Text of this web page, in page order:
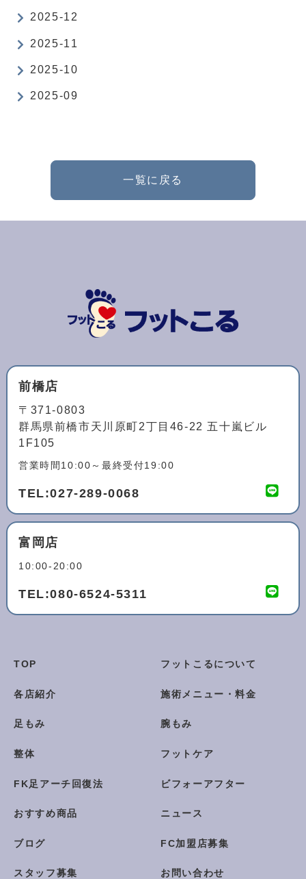
2025-12
2025-11
2025-10
2025-09
一覧に戻る
前橋店
〒371-0803
群馬県前橋市天川原町2丁目46-22 五十嵐ビル
1F105
営業時間10:00～最終受付19:00
TEL:027-289-0068
富岡店
10:00-20:00
TEL:080-6524-5311
TOP フットこるについて
各店紹介 施術メニュー・料金
足もみ 腕もみ
整体 フットケア
FK足アーチ回復法 ビフォーアフター
おすすめ商品 ニュース
ブログ FC加盟店募集
スタッフ募集 お問い合わせ